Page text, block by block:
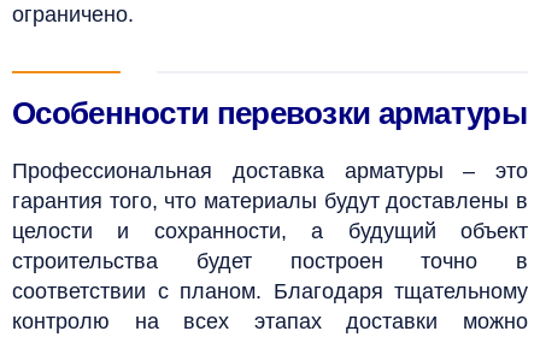
ограничено.
Особенности перевозки арматуры
Профессиональная доставка арматуры – это
гарантия того, что материалы будут доставлены в
целости и сохранности, а будущий объект
строительства будет построен точно в
соответствии с планом. Благодаря тщательному
контролю на всех этапах доставки можно